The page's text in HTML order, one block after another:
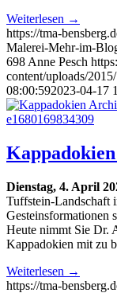
Weiterlesen →
https://tma-
Malerei-Mehr-im-
698 Anne Pesch
content/uploads/
08:00:592023-04-17
Dienstag, 4. April
Tuffstein-Landschaft
Gesteinsformationen
Heute nimmt Sie Dr.
Kappadokien mit zu
Weiterlesen →
https://tma-